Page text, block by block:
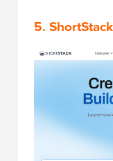
5. ShortStack